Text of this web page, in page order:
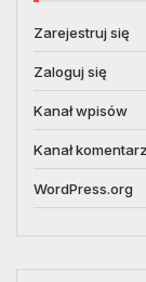
Zarejestruj się
Zaloguj się
Kanał wpisów
Kanał
WordPress.org